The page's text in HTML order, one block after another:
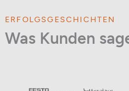
ERFOLGSGESCHICHTEN
Was Kunden